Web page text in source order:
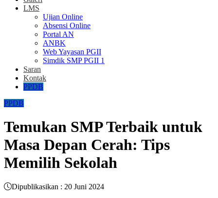
LMS
Ujian Online
Absensi Online
Portal AN
ANBK
Web Yayasan PGII
Simdik SMP PGII 1
Saran
Kontak
PPDB
PPDB
Temukan SMP Terbaik untuk
Masa Depan Cerah: Tips
Memilih Sekolah
Dipublikasikan : 20 Juni 2024